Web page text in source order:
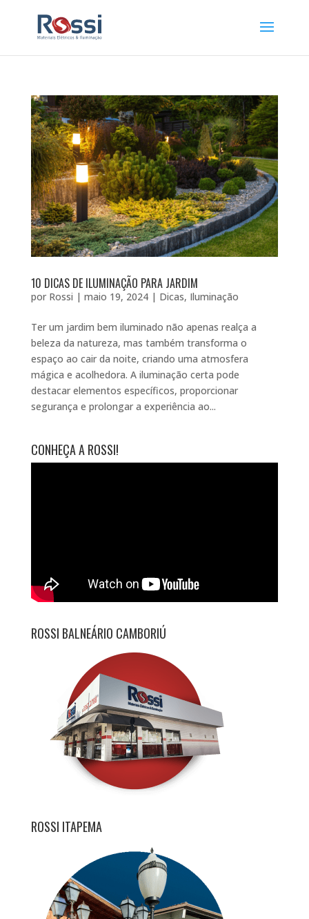
10 DICAS DE ILUMINAÇÃO PARA JARDIM
por Rossi | maio 19, 2024| Dicas, Iluminação
Ter um jardim bem iluminado não apenas realça a
beleza da natureza, mas também transforma o
espaço ao cair da noite, criando uma atmosfera
mágica e acolhedora. A iluminação certa pode
destacar elementos específicos, proporcionar
segurança e prolongar a experiência ao...
CONHEÇA A ROSSI!
ROSSI BALNEÁRIO CAMBORIÚ
ROSSI ITAPEMA